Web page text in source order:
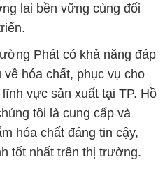
lai bền vững cùng đối
Phát có khả năng đáp
hóa chất, phục vụ cho
vực sản xuất tại TP. Hồ
tôi là cung cấp và
hóa chất đáng tin cậy,
tốt nhất trên thị trường.